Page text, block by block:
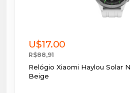
U$17.00
R$88,91
Relógio Xiaomi Haylou Solar
Beige